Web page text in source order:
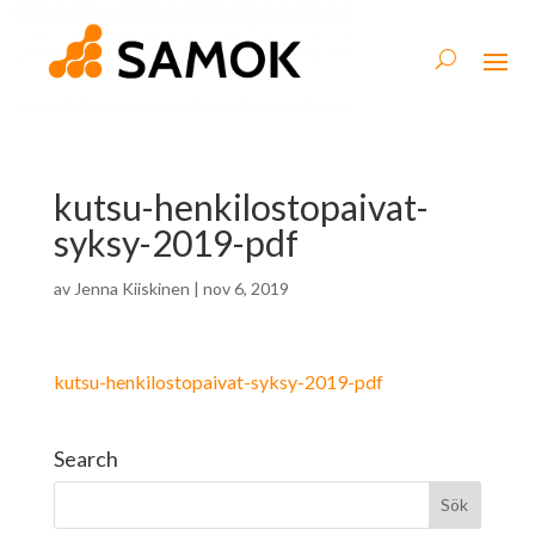
kutsu-henkilostopaivat-
syksy-2019-pdf
av Jenna Kiiskinen | nov 6, 2019
kutsu-henkilostopaivat-syksy-2019-pdf
Search